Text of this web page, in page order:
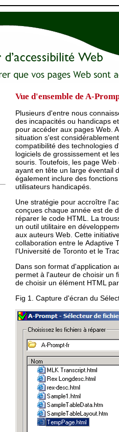
Vue d'ensemble de A-
Plusieurs d'entre nous
des incapacités ou handicaps
pour accéder aux pages Web.
situation s'est
compatibilité des technologies
logiciels de grossissement et
souris. Toutefois, les page
ayant en tête un large éventail
également inclure des
utilisateurs handicapés.
Une stratégie pour accroître
conçues chaque année est de
réparer le code HTML. La
un outil utilitaire en
aux auteurs Web. Cette
collaboration entre le Adaptive
l'Université de Toronto et le
Dans son format d'application
permet à l'auteur de choisir un
de choisir un élément HTML
Fig 1. Capture d'écran du